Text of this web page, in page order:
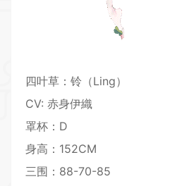
四叶草：铃（Ling）
CV: 赤身伊織
罩杯：D
身高：152CM
三围：88-70-85